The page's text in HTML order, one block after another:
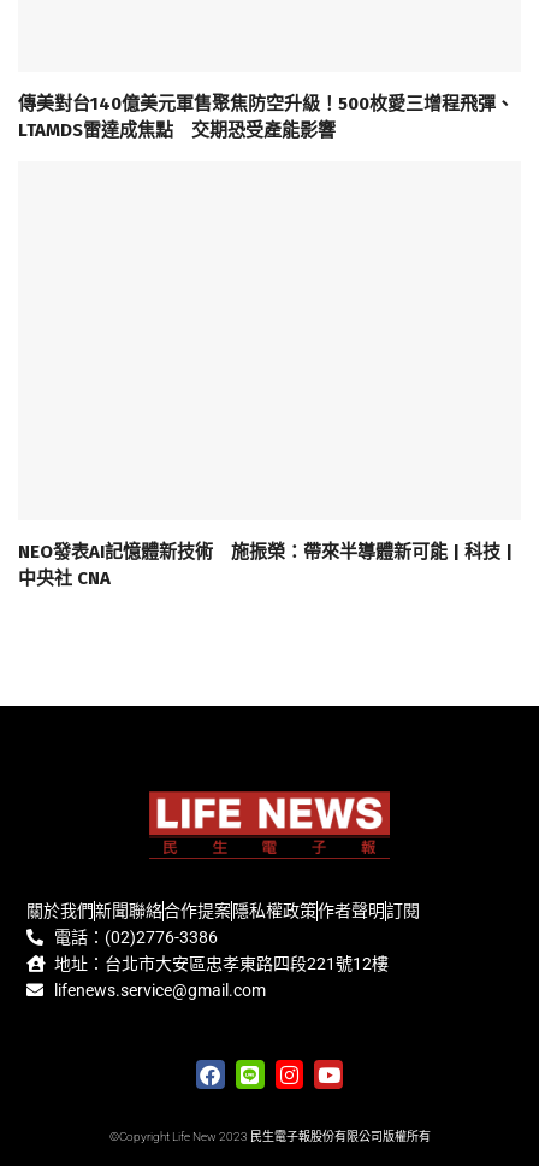
傳美對台140億美元軍售聚焦防空升級！500枚愛三增程飛彈、
LTAMDS雷達成焦點 交期恐受產能影響
NEO發表AI記憶體新技術 施振榮：帶來半導體新可能 | 科技 |
中央社 CNA
關於我們新聞聯絡合作提案隱私權政策作者聲明訂閱
電話：(02)2776-3386
地址：台北市大安區忠孝東路四段221號12樓
lifenews.service@gmail.com
©Copyright Life New 2023 民生電子報股份有限公司版權所有